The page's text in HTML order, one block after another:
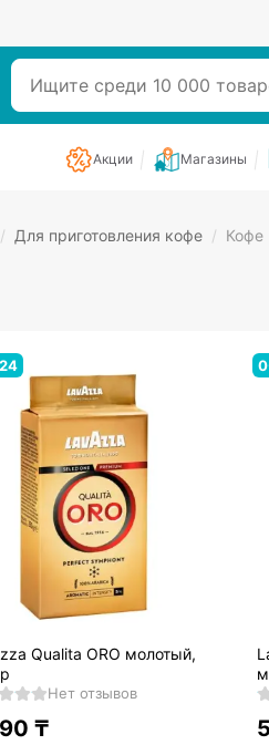
Акции Магазины
/ Для приготовления кофе / Кофе
Qualita ORO молотый,
Нет отзывов
₸